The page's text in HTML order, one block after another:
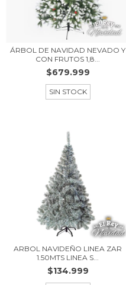
ÁRBOL DE NAVIDAD NEVADO Y
CON FRUTOS 1,8...
$679.999
SIN STOCK
ARBOL NAVIDEÑO LINEA ZAR
1.50MTS LINEA S...
$134.999